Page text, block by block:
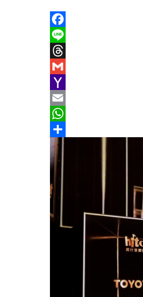
F
a
c
b
o
o
k
L
e
T
r
e
a
d
s
G
m
a
l
Y
a
h
o
o
a
E
m
a
i
W
h
a
s
分
享